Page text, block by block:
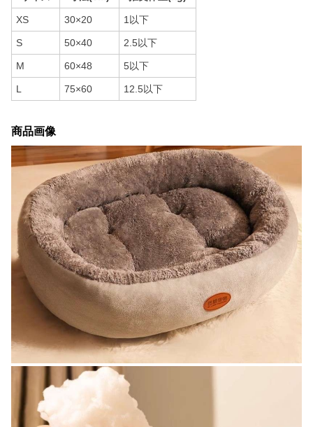
XS 30×20 1以下
S 50×40 2.5以下
M 60×48 5以下
L 75×60 12.5以下
商品画像